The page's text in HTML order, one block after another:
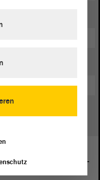
von Sachsen-